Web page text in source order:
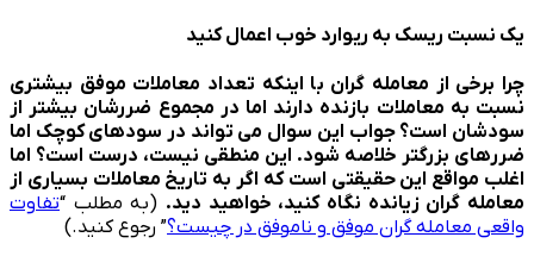
یک نسبت ریسک به ریوارد خوب اعمال کنید
چرا برخی از معامله گران با اینکه تعداد معاملات موفق بیشتری
نسبت به معاملات بازنده دارند اما در مجموع ضررشان بیشتر از
سودشان است؟ جواب این سوال می تواند در سودهای کوچک اما
ضررهای بزرگتر خلاصه شود. این منطقی نیست، درست است؟ اما
اغلب مواقع این حقیقتی است که اگر به تاریخ معاملات بسیاری از
معامله گران زیان­ده نگاه کنید، خواهید دید. (به مطلب “تفاوت
واقعی معامله ‌گران موفق و ناموفق در چیست؟” رجوع کنید.)